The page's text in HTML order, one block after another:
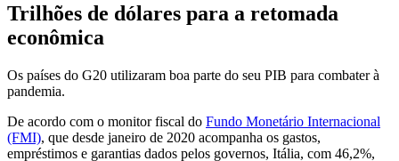
Trilhões de dólares para a retomada
econômica
Os países do G20 utilizaram boa parte do seu PIB para combater à
pandemia.
De acordo com o monitor fiscal do Fundo Monetário Internacional
(FMI), que desde janeiro de 2020 acompanha os gastos,
empréstimos e garantias dados pelos governos, Itália, com 46,2%,